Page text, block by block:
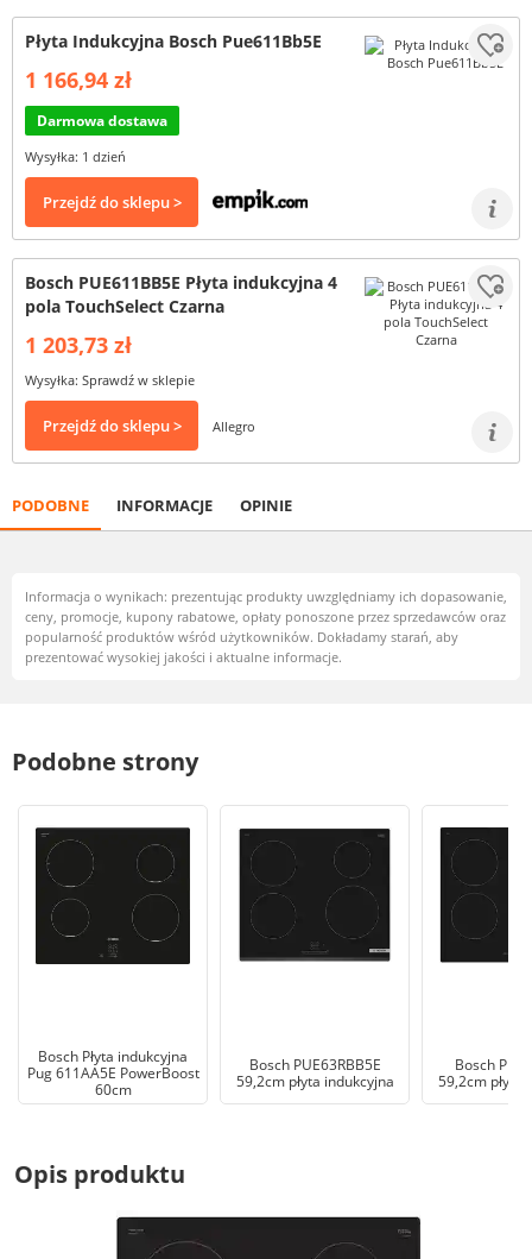
Płyta Indukcyjna Bosch Pue611Bb5E
1 166,94 zł
Darmowa dostawa
Wysyłka: 1 dzień
Przejdź do sklepu >
Bosch PUE611BB5E Płyta indukcyjna 4
pola TouchSelect Czarna
1 203,73 zł
Wysyłka: Sprawdź w sklepie
Przejdź do sklepu > Allegro
PODOBNE INFORMACJE OPINIE
Informacja o wynikach: prezentując produkty uwzględniamy ich dopasowanie,
ceny, promocje, kupony rabatowe, opłaty ponoszone przez sprzedawców oraz
popularność produktów wśród użytkowników. Dokładamy starań, aby
prezentować wysokiej jakości i aktualne informacje.
Podobne strony
Bosch Płyta indukcyjna
Pug 611AA5E PowerBoost
60cm
Bosch PUE63RBB5E
59,2cm płyta indukcyjna
Bosch
59,2cm płyta
Opis produktu